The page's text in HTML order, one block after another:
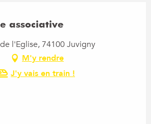
associative
l'Eglise, 74100 Juvigny
M'y rendre
J'y vais en train !